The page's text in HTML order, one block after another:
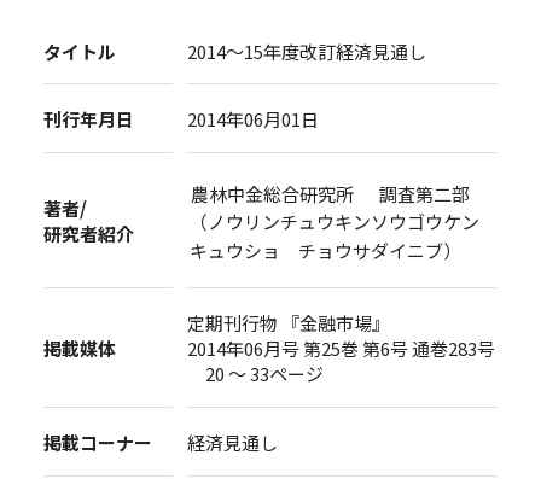
タイトル 2014～15年度改訂経済見通し
刊行年月日 2014年06月01日
著者/
研究者紹介
農林中金総合研究所 調査第二部
（ノウリンチュウキンソウゴウケン
キュウショ チョウサダイニブ）
掲載媒体
定期刊行物 『金融市場』
2014年06月号 第25巻 第6号 通巻283号
20 ～ 33ページ
掲載コーナー 経済見通し